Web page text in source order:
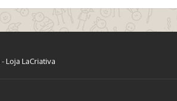
-Loja LaCriativa